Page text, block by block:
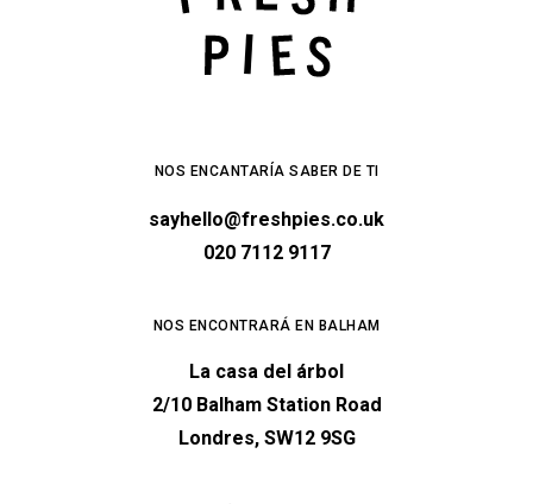
NOS ENCANTARÍA SABER DE TI
sayhello@freshpies.co.uk
020 7112 9117
NOS ENCONTRARÁ EN BALHAM
La casa del árbol
2/10 Balham Station Road
Londres, SW12 9SG